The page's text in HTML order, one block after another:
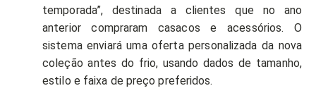
temporada”, destinada a clientes que no ano
anterior compraram casacos e acessórios. O
sistema enviará uma oferta personalizada da nova
coleção antes do frio, usando dados de tamanho,
estilo e faixa de preço preferidos.